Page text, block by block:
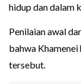
hidup dan dalam
Penilaian awal
bahwa
tersebut.